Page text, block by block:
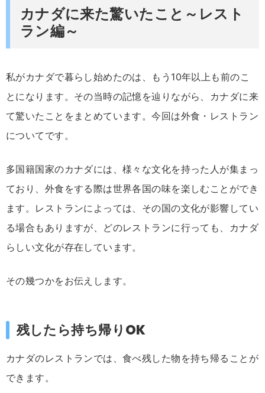
カナダに来た驚いたこと～レスト
ラン編～
私がカナダで暮らし始めたのは、もう10年以上も前のこ
とになります。その当時の記憶を辿りながら、カナダに来
て驚いたことをまとめています。今回は外食・レストラン
についてです。
多国籍国家のカナダには、様々な文化を持った人が集まっ
ており、外食をする際は世界各国の味を楽しむことができ
ます。レストランによっては、その国の文化が影響してい
る場合もありますが、どのレストランに行っても、カナダ
らしい文化が存在しています。
その幾つかをお伝えします。
残したら持ち帰りOK
カナダのレストランでは、食べ残した物を持ち帰ることが
できます。